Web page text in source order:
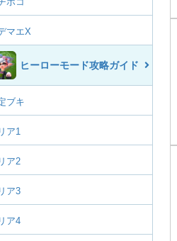
マエX
ヒーローモード攻略ガイド
ブキ
ア1
ア2
ア3
ア4